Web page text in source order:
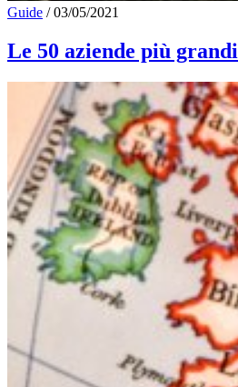
Guide / 03/05/2021
Le 50 aziende più